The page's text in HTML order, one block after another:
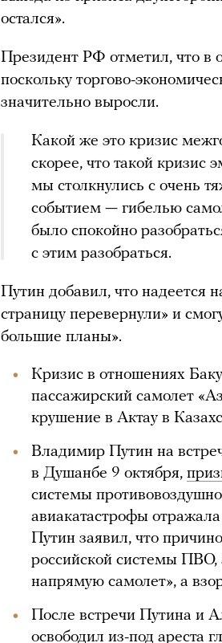
остался».
Президент РФ отметил, что в
поскольку торгово-
значительно выросли.
Какой же это кризис
скорее, что такой кризис
мы столкнулись с очень
событием — гибелью
было спокойно
с этим разобраться.
Путин добавил, что надеется
страницу перевернули» и
большие планы».
Кризис в отношениях
пассажирский самолет
крушение в Актау в
Владимир Путин на
в Душанбе 9 октября,
системы
авиакатастрофы
Путин заявил, что
российской системы
напрямую самолет», а
После встречи Путина и
освободил из-под ареста